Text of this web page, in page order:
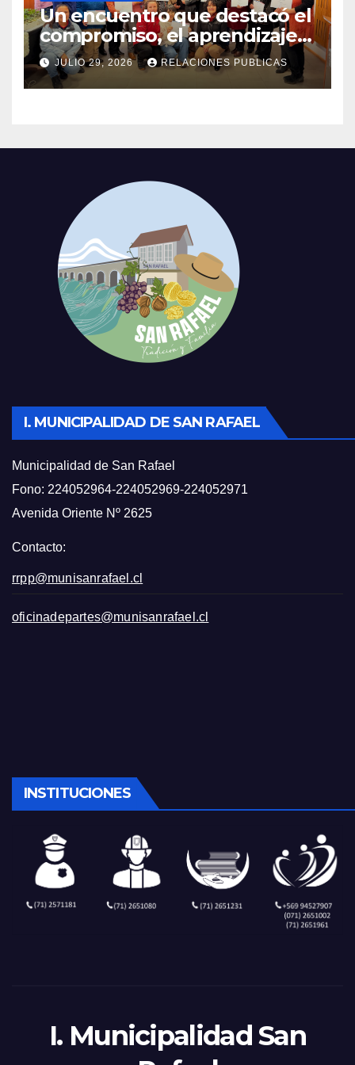
Un encuentro que destacó el
compromiso, el aprendizaje y
el liderazgo de las mujeres
de nuestra comuna.
JULIO 29, 2026 RELACIONES PUBLICAS
I. MUNICIPALIDAD DE SAN RAFAEL
Municipalidad de San Rafael
Fono: 224052964-224052969-224052971
Avenida Oriente Nº 2625
Contacto:
rrpp@munisanrafael.cl
oficinadepartes@munisanrafael.cl
INSTITUCIONES
I. Municipalidad San